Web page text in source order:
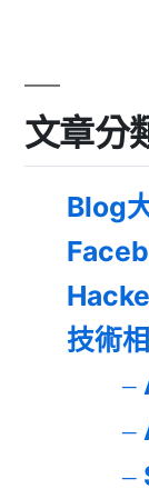
文章分
Blog
技術